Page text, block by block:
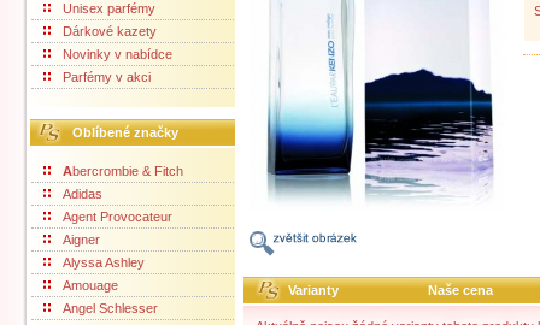
Unisex parfémy
Dárkové kazety
Novinky v nabídce
Parfémy v akci
Oblíbené značky
Abercrombie & Fitch
Adidas
Agent Provocateur
Aigner
Alyssa Ashley
Amouage
Angel Schlesser
Varianty Naše cena